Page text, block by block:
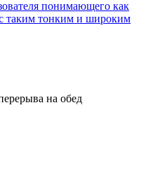
понимающего как
таким тонким и широким
на обед